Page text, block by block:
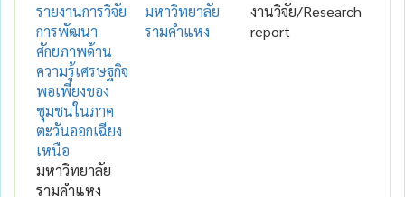
รายงานการวิจัย
การพัฒนา
ศักยภาพด้าน
ความรู้เศรษฐกิจ
พอเพียงของ
ชุมชนในภาค
ตะวันออกเฉียง
เหนือ
มหาวิทยาลัย
รามคำแหง
มหาวิทยาลัย
รามคำแหง
งานวิจัย/Research
report